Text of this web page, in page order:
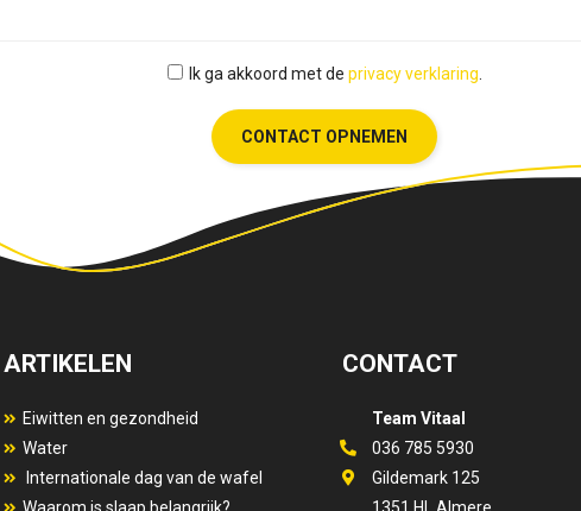
Ik ga akkoord met de privacy verklaring
CONTACT OPNEMEN
ARTIKELEN
Eiwitten en gezondheid
Water
Internationale dag van de wafel
Waarom is slaap belangrijk?
CONTACT
Team Vitaal
036 785 5930
Gildemark 125
1351 HL Almere